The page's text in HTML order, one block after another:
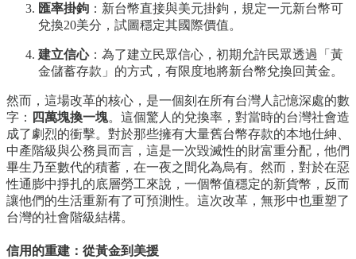
匯率掛鉤 ：新台幣直接與美元掛鉤，規定一元新台幣可
兌換20美分，試圖穩定其國際價值。
建立信心：為了建立民眾信心，初期允許民眾透過「黃
金儲蓄存款」的方式，有限度地將新台幣兌換回黃金。
然而，這場改革的核心，是一個刻在所有台灣人記憶深處的數
字： 四萬塊換一塊。這個驚人的兌換率，對當時的台灣社會造
成了劇烈的衝擊。對於那些擁有大量舊台幣存款的本地仕紳、
中產階級與公務員而言，這是一次毀滅性的財富重分配，他們
畢生乃至數代的積蓄，在一夜之間化為烏有。然而，對於在惡
性通膨中掙扎的底層勞工來說，一個幣值穩定的新貨幣，反而
讓他們的生活重新有了可預測性。這次改革，無形中也重塑了
台灣的社會階級結構。
信用的重建：從黃金到美援